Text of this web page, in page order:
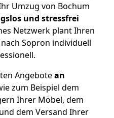
Umzug von Bochum
und stressfrei
Netzwerk plant Ihren
Sopron individuell
Angebotean
zum Beispiel dem
Ihrer Möbel, dem
dem Versand Ihrer